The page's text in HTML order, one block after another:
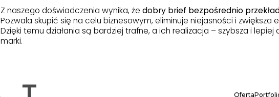
Z naszego doświadczenia wynika, że dobry brief bezpośrednio
Pozwala skupić się na celu biznesowym, eliminuje niejasności i zwiększa
Dzięki temu działania są bardziej trafne, a ich realizacja – szybsza i
marki.
Oferta